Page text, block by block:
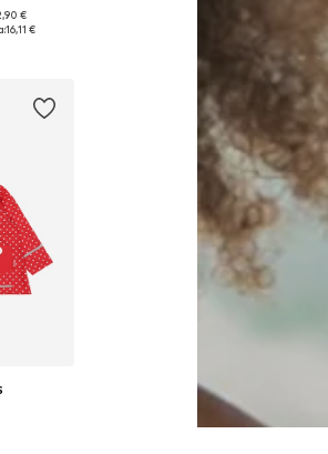
€
16,11 €